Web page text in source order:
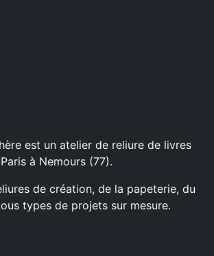
est un atelier de reliure de livres
à Nemours (77).
de création, de la papeterie, du
types de projets sur mesure.